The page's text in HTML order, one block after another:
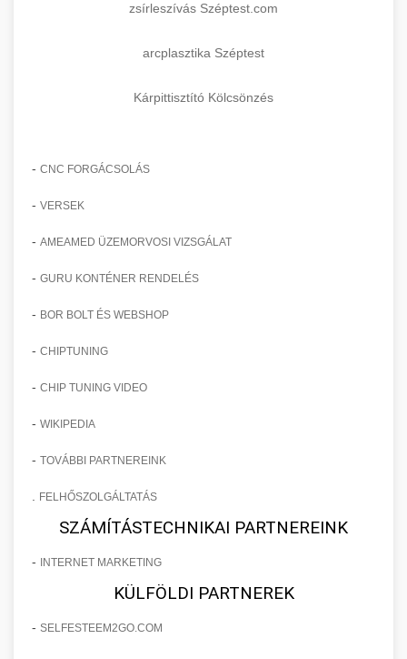
zsírleszívás Széptest.com
arcplasztika Széptest
Kárpittisztító Kölcsönzés
- CNC FORGÁCSOLÁS
- VERSEK
- AMEAMED ÜZEMORVOSI VIZSGÁLAT
- GURU KONTÉNER RENDELÉS
- BOR BOLT ÉS WEBSHOP
- CHIPTUNING
- CHIP TUNING VIDEO
- WIKIPEDIA
- TOVÁBBI PARTNEREINK
FELHŐSZOLGÁLTATÁS
SZÁMÍTÁSTECHNIKAI PARTNEREINK
- INTERNET MARKETING
KÜLFÖLDI PARTNEREK
- SELFESTEEM2GO.COM